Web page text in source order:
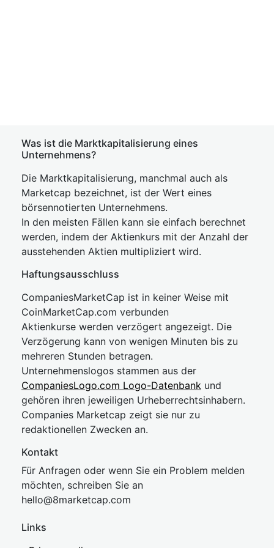
Was ist die Marktkapitalisierung eines
Unternehmens?
Die Marktkapitalisierung, manchmal auch als
Marketcap bezeichnet, ist der Wert eines
börsennotierten Unternehmens.
In den meisten Fällen kann sie einfach berechnet
werden, indem der Aktienkurs mit der Anzahl der
ausstehenden Aktien multipliziert wird.
Haftungsausschluss
CompaniesMarketCap ist in keiner Weise mit
CoinMarketCap.com verbunden
Aktienkurse werden verzögert angezeigt. Die
Verzögerung kann von wenigen Minuten bis zu
mehreren Stunden betragen.
Unternehmenslogos stammen aus der
CompaniesLogo.com Logo-Datenbank und
gehören ihren jeweiligen Urheberrechtsinhabern.
Companies Marketcap zeigt sie nur zu
redaktionellen Zwecken an.
Kontakt
Für Anfragen oder wenn Sie ein Problem melden
möchten, schreiben Sie an
hello@8marketcap.com
Links